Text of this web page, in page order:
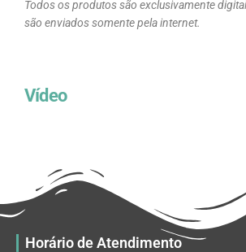
Todos os produtos são exclusivamente
são enviados somente pela internet.
Vídeo
Horário de Atendimento